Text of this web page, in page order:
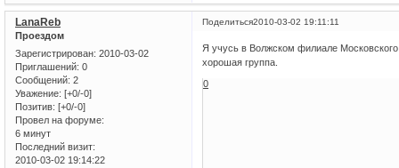
Поделиться2010-03-02 19:11:11
LanaReb
Проездом
Зарегистрирован: 2010-03-02
Приглашений: 0
Сообщений: 2
Уважение: [+0/-0]
Позитив: [+0/-0]
Провел на форуме:
6 минут
Последний визит:
2010-03-02 19:14:22
Я учусь в Волжском филиале
хорошая группа.
0